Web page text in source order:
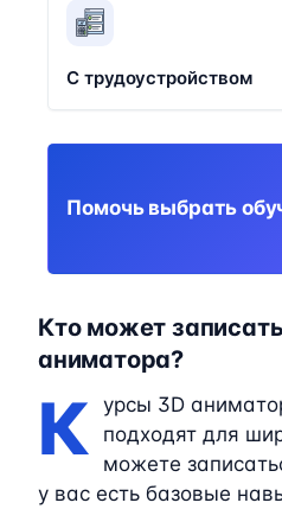
С трудоустройством
Помочь выбрать
Кто может
аниматора?
К
урсы 3D
подходят для
можете
у вас есть базовые